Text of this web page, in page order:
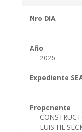
Nro DIA
Año
2026
Expediente
Proponente
LUIS